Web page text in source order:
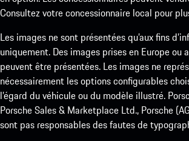
Consultez votre concessionnaire local pour
Les images ne sont présentées qu’aux fins
uniquement. Des images prises en Europe ou
peuvent être présentées. Les images ne
nécessairement les options configurables
l’égard du véhicule ou du modèle illustré.
Porsche Sales & Marketplace Ltd., Porsche
sont pas responsables des fautes de